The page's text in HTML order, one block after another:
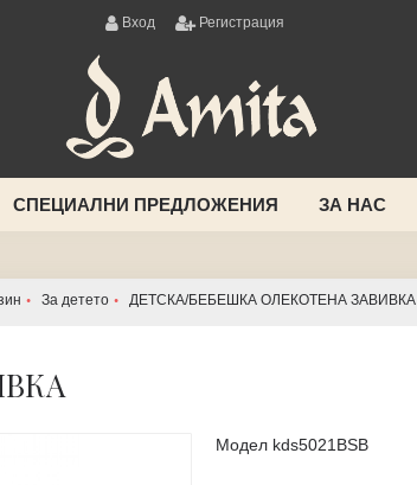
Вход Регистрация
СПЕЦИАЛНИ ПРЕДЛОЖЕНИЯ ЗА НАС
За детето ДЕТСКА/БЕБЕШКА ОЛЕКОТЕНА ЗАВИВКА
Модел kds5021BSB